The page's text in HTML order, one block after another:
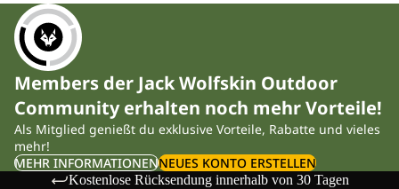
Members der Jack Wolfskin Outdoor
Community erhalten noch mehr Vorteile!
Als Mitglied genießt du exklusive Vorteile, Rabatte und vieles
mehr!
MEHR INFORMATIONENNEUES KONTO ERSTELLEN
Kostenlose Rücksendung innerhalb von 30 Tagen